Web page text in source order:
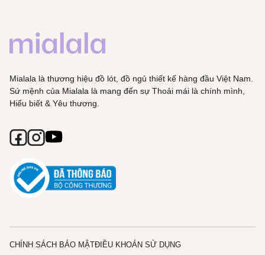
Mialala là thương hiệu đồ lót, đồ ngủ thiết kế hàng đầu Việt Nam.
Sứ mệnh của Mialala là mang đến sự Thoải mái là chính mình,
Hiểu biết & Yêu thương.
CHÍNH SÁCH BẢO MẬTĐIỀU KHOẢN SỬ DỤNG